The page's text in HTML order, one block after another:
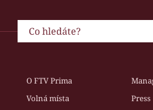
O FTV Prima
Volná místa
Press